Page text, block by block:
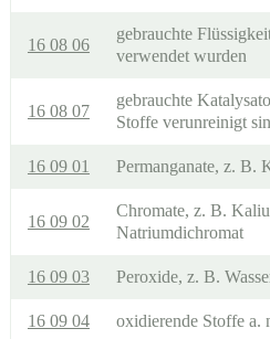
16 08 06
gebrauchte
verwendet wurden
16 08 07
gebrauchte
Stoffe verunreinigt
16 09 01 Permanganate, z. B.
16 09 02
Chromate, z. B.
Natriumdichromat
16 09 03 Peroxide, z. B.
16 09 04 oxidierende Stoffe a.